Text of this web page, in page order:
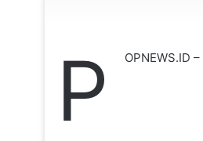
P OPNEWS.ID –